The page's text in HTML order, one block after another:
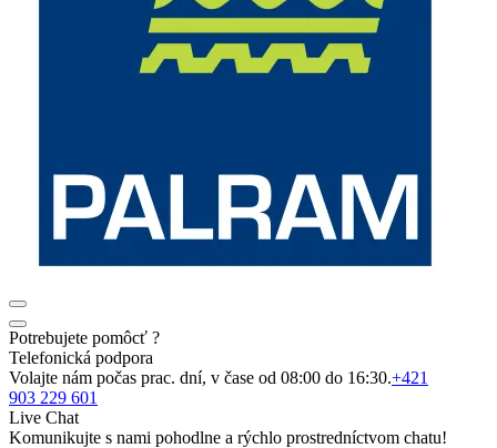
Potrebujete pomôcť ?
Telefonická podpora
Volajte nám počas prac. dní, v čase od 08:00 do 16:30.+421
903 229 601
Live Chat
Komunikujte s nami pohodlne a rýchlo prostredníctvom chatu!